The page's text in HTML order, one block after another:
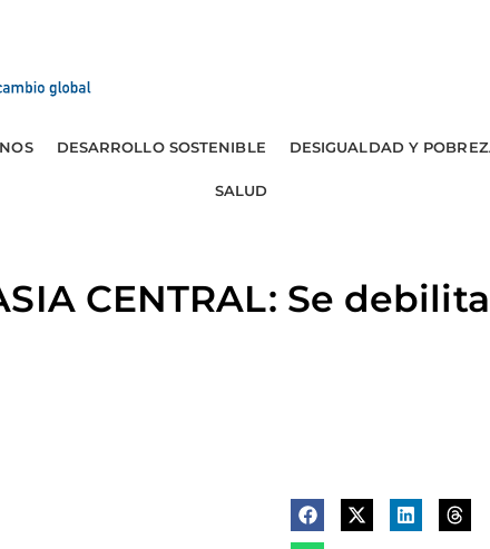
DESARROLLO SOSTENIBLE DESIGUALDAD Y
SALUD
CENTRAL: Se